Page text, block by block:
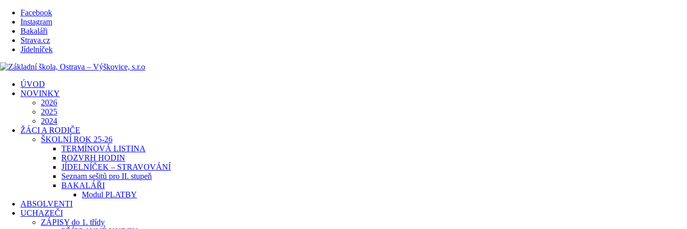
Facebook
Instagram
Bakaláři
Strava.cz
Jídelníček
ÚVOD
NOVINKY
2026
2025
2024
ŽÁCI A RODIČE
ŠKOLNÍ ROK 25-26
TERMÍNOVÁ LISTINA
ROZVRH HODIN
JÍDELNÍČEK – STRAVOVÁNÍ
Seznam sešitů pro II. stupeň
BAKALÁŘI
Modul PLATBY
ABSOLVENTI
UCHAZEČI
ZÁPISY do 1. třídy